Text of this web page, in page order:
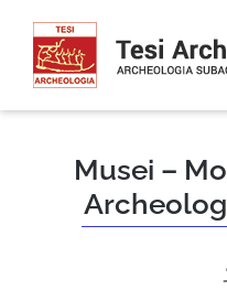
contenuto
Musei –